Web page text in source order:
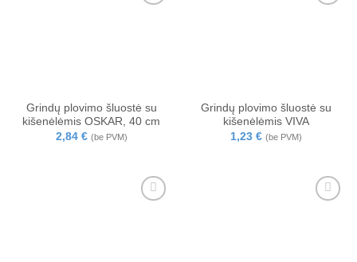
Grindų plovimo šluostė su
kišenėlėmis OSKAR, 40 cm
2,84 € (be PVM)
Grindų plovimo šluostė su
kišenėlėmis VIVA
1,23 € (be PVM)